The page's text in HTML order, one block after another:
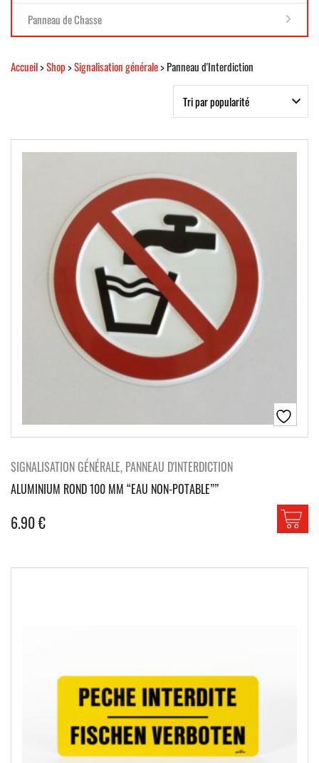
Panneau de Chasse
Accueil>Shop>Signalisation générale> Panneau d'Interdiction
SIGNALISATION GÉNÉRALE, PANNEAU D'INTERDICTION
ALUMINIUM ROND 100 MM “EAU NON-POTABLE””
6.90€